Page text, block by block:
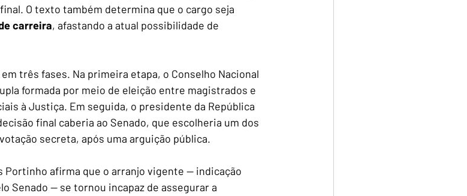
O texto também determina que o cargo seja
carreira, afastando a atual possibilidade de
três fases. Na primeira etapa, o Conselho Nacional
formada por meio de eleição entre magistrados e
à Justiça. Em seguida, o presidente da República
final caberia ao Senado, que escolheria um dos
secreta, após uma arguição pública.
Portinho afirma que o arranjo vigente — indicação
Senado — se tornou incapaz de assegurar a